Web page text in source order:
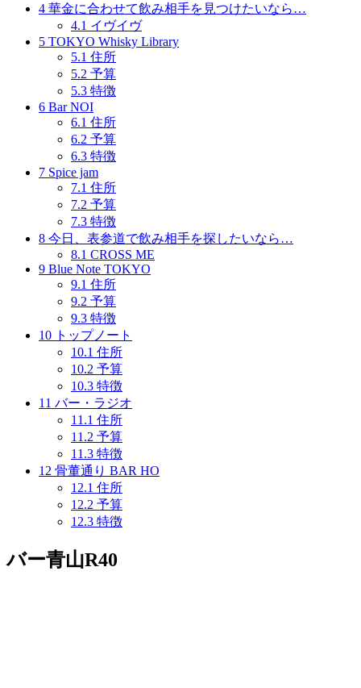
4 華金に合わせて飲み相手を見つけたいなら…
4.1 イヴイヴ
5 TOKYO Whisky Library
5.1 住所
5.2 予算
5.3 特徴
6 Bar NOI
6.1 住所
6.2 予算
6.3 特徴
7 Spice jam
7.1 住所
7.2 予算
7.3 特徴
8 今日、表参道で飲み相手を探したいなら…
8.1 CROSS ME
9 Blue Note TOKYO
9.1 住所
9.2 予算
9.3 特徴
10 トップノート
10.1 住所
10.2 予算
10.3 特徴
11 バー・ラジオ
11.1 住所
11.2 予算
11.3 特徴
12 骨董通り BAR HO
12.1 住所
12.2 予算
12.3 特徴
バー青山R40